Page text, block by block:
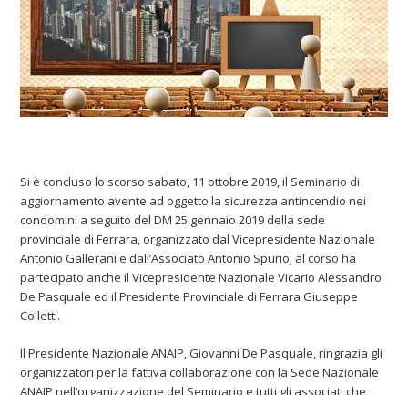
Si è concluso lo scorso sabato, 11 ottobre 2019, il Seminario di
aggiornamento avente ad oggetto la sicurezza antincendio nei
condomini a seguito del DM 25 gennaio 2019 della sede
provinciale di Ferrara, organizzato dal Vicepresidente Nazionale
Antonio Gallerani e dall’Associato Antonio Spurio; al corso ha
partecipato anche il Vicepresidente Nazionale Vicario Alessandro
De Pasquale ed il Presidente Provinciale di Ferrara Giuseppe
Colletti.
Il Presidente Nazionale ANAIP, Giovanni De Pasquale, ringrazia gli
organizzatori per la fattiva collaborazione con la Sede Nazionale
ANAIP nell’organizzazione del Seminario e tutti gli associati che